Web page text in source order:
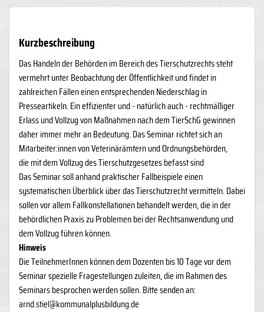
Kurzbeschreibung
Das Handeln der Behörden im Bereich des Tierschutzrechts steht
vermehrt unter Beobachtung der Öffentlichkeit und findet in
zahlreichen Fällen einen entsprechenden Niederschlag in
Presseartikeln. Ein effizienter und - natürlich auch - rechtmäßiger
Erlass und Vollzug von Maßnahmen nach dem TierSchG gewinnen
daher immer mehr an Bedeutung. Das Seminar richtet sich an
Mitarbeiter:innen von Veterinärämtern und Ordnungsbehörden,
die mit dem Vollzug des Tierschutzgesetzes befasst sind
Das Seminar soll anhand praktischer Fallbeispiele einen
systematischen Überblick über das Tierschutzrecht vermitteln. Dabei
sollen vor allem Fallkonstellationen behandelt werden, die in der
behördlichen Praxis zu Problemen bei der Rechtsanwendung und
dem Vollzug führen können.
Hinweis
Die TeilnehmerInnen können dem Dozenten bis 10 Tage vor dem
Seminar spezielle Fragestellungen zuleiten, die im Rahmen des
Seminars besprochen werden sollen. Bitte senden an:
arnd.stiel@kommunalplusbildung.de